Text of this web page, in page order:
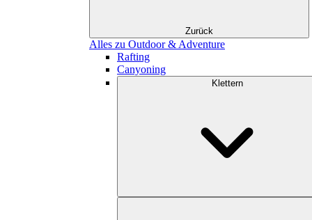
Zurück
Alles zu Outdoor & Adventure
Rafting
Canyoning
Klettern